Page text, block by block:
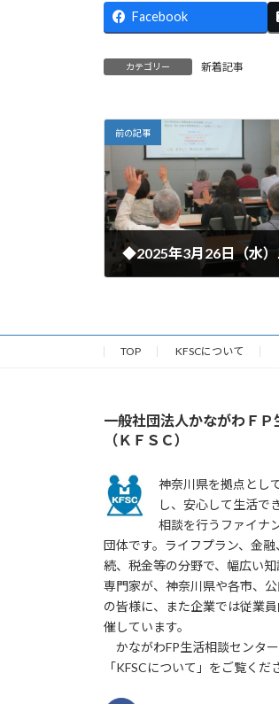
Facebook
カテゴリー 新着記事
前の記事
TOP KFSCについて
一般社団法人かながわＦＰ
（ＫＦＳＣ）
神奈川県を拠点とし
し、安心して生活で
相談を行うファイナ
団体です。ライフプラン、金
続、税金等の分野で、幅広い
専門家が、神奈川県や各市、
の皆様に、また企業では従業
催しています。
かながわFP生活相談センタ
「KFSCについて」をご覧くだ